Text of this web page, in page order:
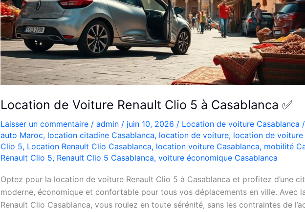
Location de Voiture Renault Clio 5 à Casablanca ✅
Laisser un commentaire / admin / juin 10, 2026 / Location de voiture Casablanca /
auto Maroc, location citadine Casablanca, location de voiture, location de voiture
Clio 5, Location Renault Clio Casablanca, location voiture Casablanca, mobilité
Renault Clio 5, Renault Clio 5 Casablanca, voiture économique Casablanca
Optez pour la location de voiture Renault Clio 5 à Casablanca et profitez d’une
moderne, économique et confortable pour tous vos déplacements en ville. Avec
Renault Clio Casablanca, vous roulez en toute sérénité, sans les contraintes de